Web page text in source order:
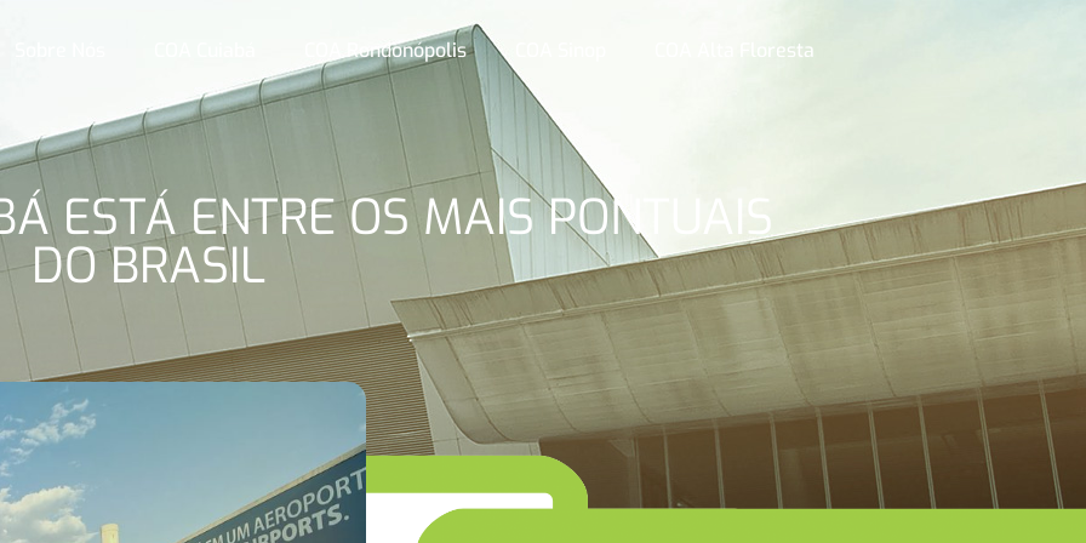
COA Rondonópolis COA Alta Floresta
ESTÁ ENTRE OS MAIS PONTUAIS
DO BRASIL